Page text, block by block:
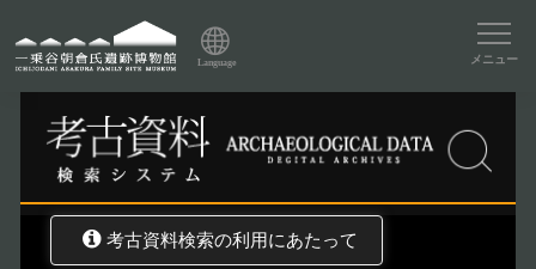
メニュー
Language
資料データベーストップ
考古資料検索
考古資料検索の利用にあたって